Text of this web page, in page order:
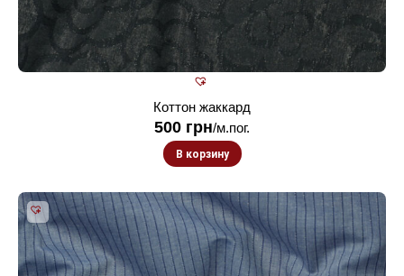
Коттон жаккард
500 грн/м.пог.
В корзину